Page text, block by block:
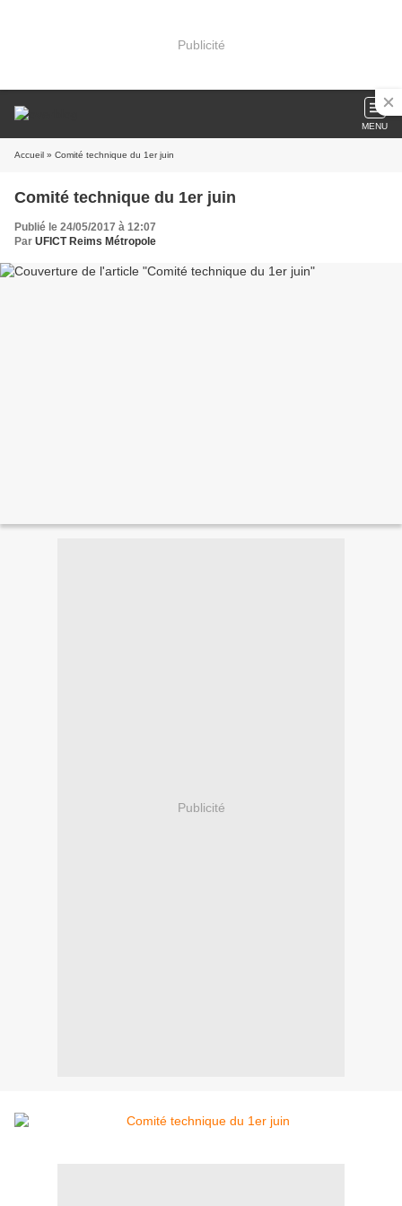
Publicité
MENU
Accueil » Comité technique du 1er juin
Comité technique du 1er juin
Publié le 24/05/2017 à 12:07
Par UFICT Reims Métropole
Publicité